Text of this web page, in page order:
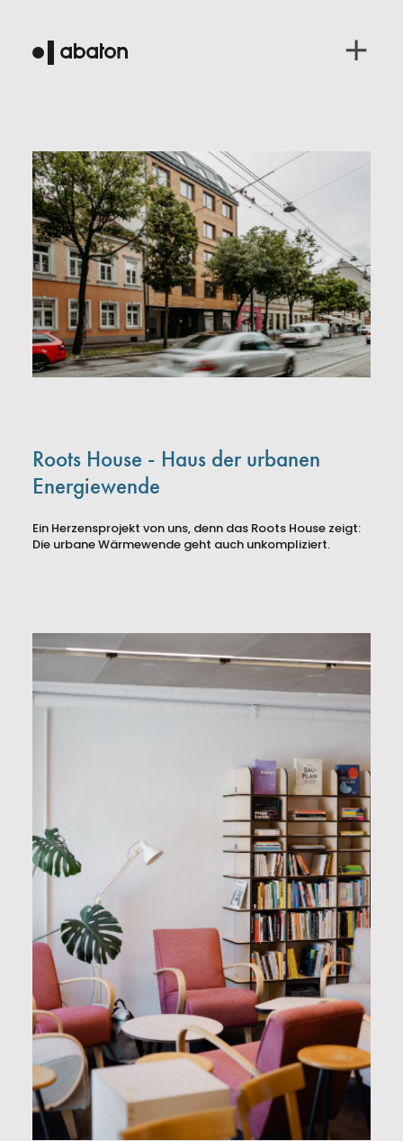
Roots House - Haus der urbanen
Energiewende
Ein Herzensprojekt von uns, denn das Roots House zeigt:
Die urbane Wärmewende geht auch unkompliziert.